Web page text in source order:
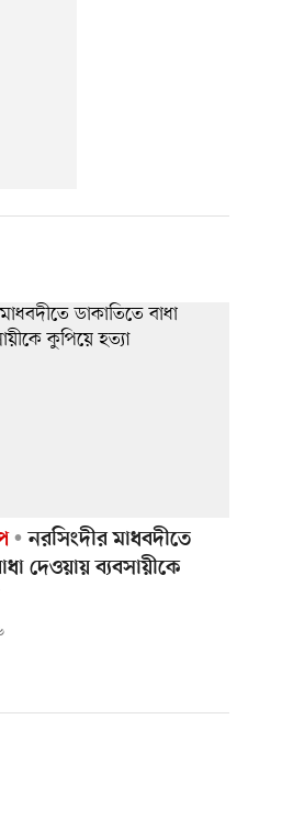
নরসিংদীর মাধবদীতে
দেওয়ায় ব্যবসায়ীকে